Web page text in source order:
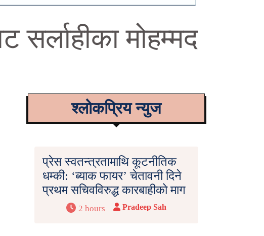
सर्लाहीका मोहम्मद
श्लोकप्रिय न्युज
प्रेस स्वतन्त्रतामाथि कूटनीतिक
धम्की: ‘ब्याक फायर’ चेतावनी दिने
प्रथम सचिवविरुद्ध कारबाहीको माग
2 hours Pradeep Sah